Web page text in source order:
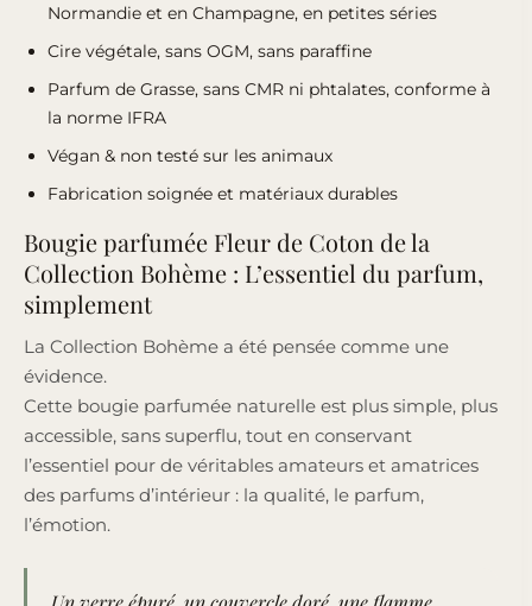
Normandie et en Champagne, en petites séries
Cire végétale, sans OGM, sans paraffine
Parfum de Grasse, sans CMR ni phtalates, conforme à
la norme IFRA
Végan & non testé sur les animaux
Fabrication soignée et matériaux durables
Bougie parfumée Fleur de Coton de la
Collection Bohème : L’essentiel du parfum,
simplement
La Collection Bohème a été pensée comme une
évidence.
Cette bougie parfumée naturelle est plus simple, plus
accessible, sans superflu, tout en conservant
l’essentiel pour de véritables amateurs et amatrices
des parfums d’intérieur : la qualité, le parfum,
l’émotion.